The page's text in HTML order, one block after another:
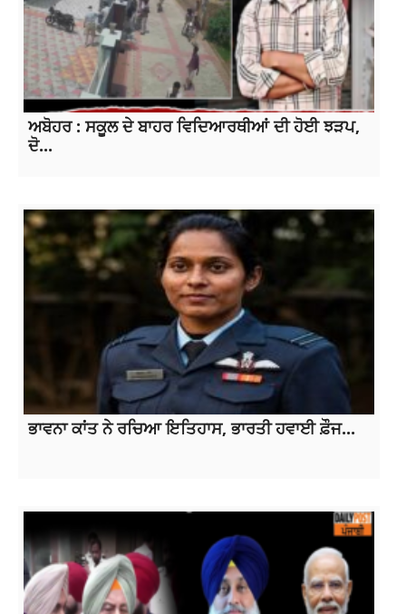
ਅਬੋਹਰ : ਸਕੂਲ ਦੇ ਬਾਹਰ ਵਿਦਿਆਰਥੀਆਂ ਦੀ ਹੋਈ ਝੜਪ,
ਦੋ...
ਭਾਵਨਾ ਕਾਂਤ ਨੇ ਰਚਿਆ ਇਤਿਹਾਸ, ਭਾਰਤੀ ਹਵਾਈ ਫ਼ੌਜ...